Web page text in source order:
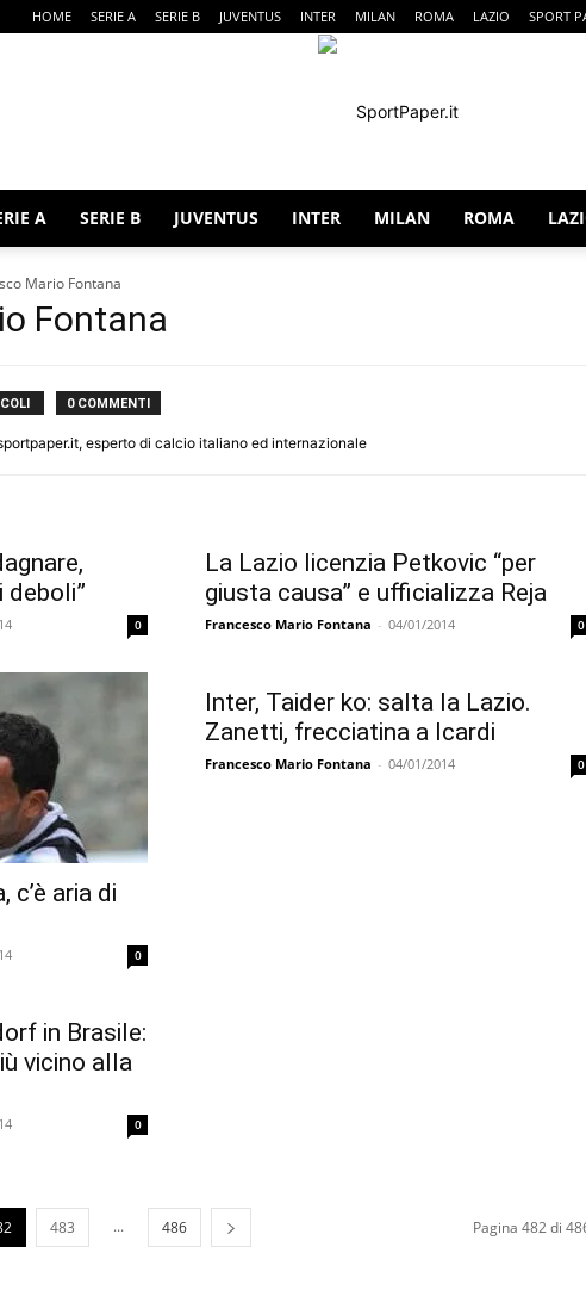
HOME SERIE A SERIE B JUVENTUS INTER MILAN ROMA LAZIO SPORT
A SERIE B JUVENTUS INTER MILAN ROMA
Mario Fontana
Fontana
0 COMMENTI
esperto di calcio italiano ed internazionale
deboli”
0
La Lazio licenzia Petkovic “per
giusta causa” e ufficializza Reja
Francesco Mario Fontana - 04/01/2014 0
aria di
0
Inter, Taider ko: salta la Lazio.
Zanetti, frecciatina a Icardi
Francesco Mario Fontana - 04/01/2014 0
in Brasile:
vicino alla
0
483 ... 486 Pagina 482 di